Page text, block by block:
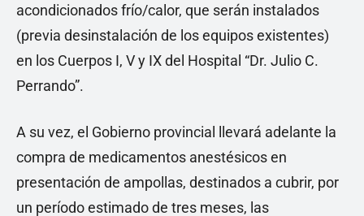
acondicionados frío/calor, que serán instalados
(previa desinstalación de los equipos existentes)
en los Cuerpos I, V y IX del Hospital “Dr. Julio C.
Perrando”.
A su vez, el Gobierno provincial llevará adelante la
compra de medicamentos anestésicos en
presentación de ampollas, destinados a cubrir, por
un período estimado de tres meses, las